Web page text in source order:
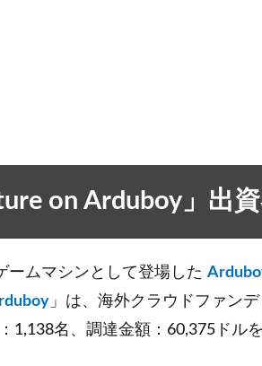
on Arduboy」出
ームマシンとして登場した
」は、海外クラウドファン
1,138名、調達金額：60,375ドル